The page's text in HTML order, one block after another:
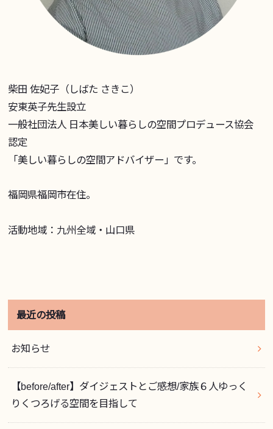
柴田 佐妃子（しばた さきこ）
安東英子先生設立
一般社団法人 日本美しい暮らしの空間プロデュース協会
認定
「美しい暮らしの空間アドバイザー」です。
福岡県福岡市在住。
活動地域：九州全域・山口県
最近の投稿
お知らせ
【before/after】ダイジェストとご感想/家族６人ゆっく
りくつろげる空間を目指して